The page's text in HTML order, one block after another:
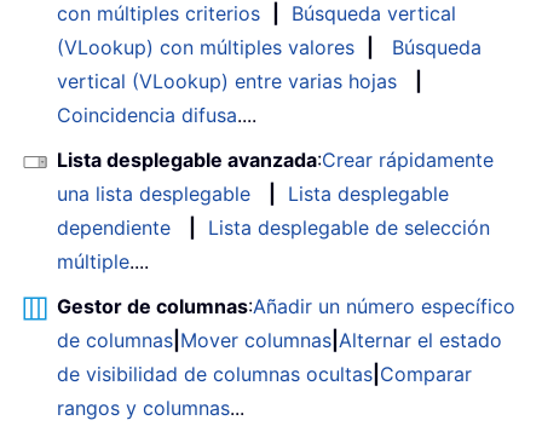
con múltiples criterios
Búsqueda vertical
(VLookup) con múltiples valores
Búsqueda
vertical (VLookup) entre varias hojas
Coincidencia difusa....
Lista desplegable avanzada:Crear rápidamente
una lista desplegable
Lista desplegable
dependiente
Lista desplegable de selección
múltiple....
Gestor de columnas:Añadir un número específico
de columnas Mover columnas Alternar el estado
de visibilidad de columnas ocultas Comparar
rangos y columnas...